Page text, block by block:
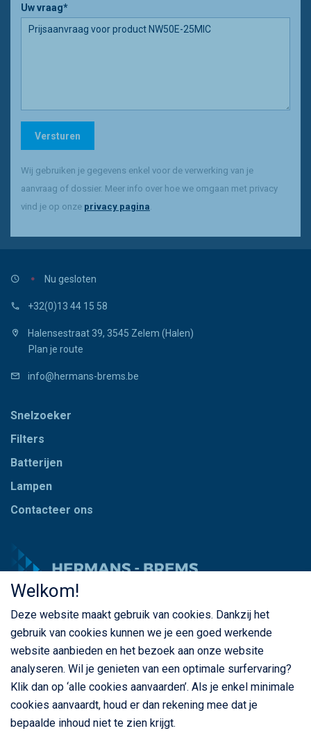
Uw vraag*
Versturen
Wij gebruiken je gegevens enkel voor de verwerking van je
aanvraag of dossier. Meer info over hoe we omgaan met privacy
vind je op onze privacy pagina.
Nu gesloten
+32(0)13 44 15 58
Halensestraat 39, 3545 Zelem (Halen)
Plan je route
info@hermans-brems.be
Snelzoeker
Filters
Batterijen
Lampen
Contacteer ons
© Copyright Hermans - Brems 2026. Alle rechten
voorbehouden
Privacybeleid Algemene voorwaarden
Welkom!
Deze website maakt gebruik van cookies. Dankzij het
gebruik van cookies kunnen we je een goed werkende
website aanbieden en het bezoek aan onze website
analyseren. Wil je genieten van een optimale surfervaring?
Klik dan op ‘alle cookies aanvaarden’. Als je enkel minimale
cookies aanvaardt, houd er dan rekening mee dat je
bepaalde inhoud niet te zien krijgt.